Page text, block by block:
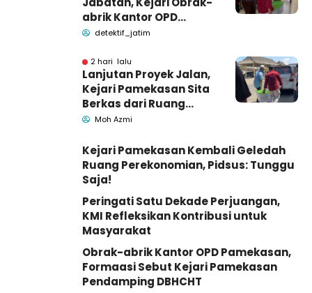
abrik Kantor OPD
Pemkab Pamekasan
detektif_jatim
2 hari lalu
Lanjutan Proyek Jalan,
Kejari Pamekasan Sita
Berkas dari Ruang
Pemkab Pamekasan
Moh Azmi
Kejari Pamekasan Kembali Geledah
Ruang Perekonomian, Pidsus: Tunggu
Saja!
Peringati Satu Dekade Perjuangan,
KMI Refleksikan Kontribusi untuk
Masyarakat
Obrak-abrik Kantor OPD Pamekasan,
Formaasi Sebut Kejari Pamekasan
Pendamping DBHCHT